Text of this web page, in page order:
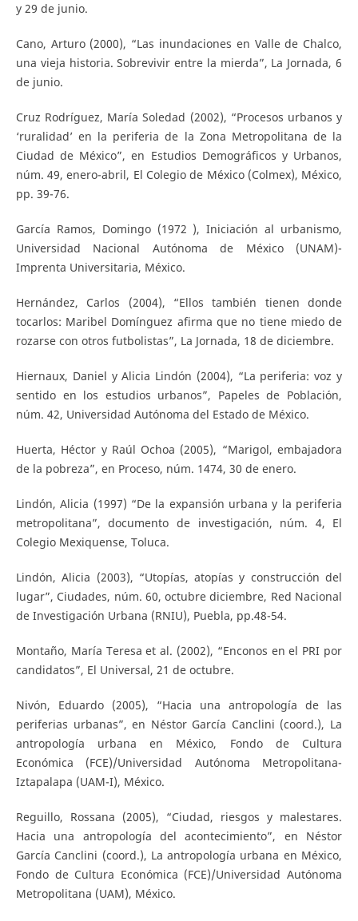
y 29 de junio.
Cano, Arturo (2000), “Las inundaciones en Valle de Chalco,
una vieja historia. Sobrevivir entre la mierda”, La Jornada, 6
de junio.
Cruz Rodríguez, María Soledad (2002), “Procesos urbanos y
‘ruralidad’ en la periferia de la Zona Metropolitana de la
Ciudad de México”, en Estudios Demográficos y Urbanos,
núm. 49, enero-abril, El Colegio de México (Colmex), México,
pp. 39-76.
García Ramos, Domingo (1972 ), Iniciación al urbanismo,
Universidad Nacional Autónoma de México (UNAM)-
Imprenta Universitaria, México.
Hernández, Carlos (2004), “Ellos también tienen donde
tocarlos: Maribel Domínguez afirma que no tiene miedo de
rozarse con otros futbolistas”, La Jornada, 18 de diciembre.
Hiernaux, Daniel y Alicia Lindón (2004), “La periferia: voz y
sentido en los estudios urbanos”, Papeles de Población,
núm. 42, Universidad Autónoma del Estado de México.
Huerta, Héctor y Raúl Ochoa (2005), “Marigol, embajadora
de la pobreza”, en Proceso, núm. 1474, 30 de enero.
Lindón, Alicia (1997) “De la expansión urbana y la periferia
metropolitana”, documento de investigación, núm. 4, El
Colegio Mexiquense, Toluca.
Lindón, Alicia (2003), “Utopías, atopías y construcción del
lugar”, Ciudades, núm. 60, octubre diciembre, Red Nacional
de Investigación Urbana (RNIU), Puebla, pp.48-54.
Montaño, María Teresa et al. (2002), “Enconos en el PRI por
candidatos”, El Universal, 21 de octubre.
Nivón, Eduardo (2005), “Hacia una antropología de las
periferias urbanas”, en Néstor García Canclini (coord.), La
antropología urbana en México, Fondo de Cultura
Económica (FCE)/Universidad Autónoma Metropolitana-
Iztapalapa (UAM-I), México.
Reguillo, Rossana (2005), “Ciudad, riesgos y malestares.
Hacia una antropología del acontecimiento”, en Néstor
García Canclini (coord.), La antropología urbana en México,
Fondo de Cultura Económica (FCE)/Universidad Autónoma
Metropolitana (UAM), México.